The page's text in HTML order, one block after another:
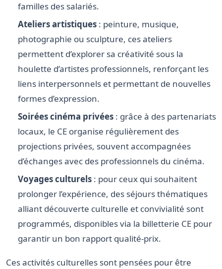
familles des salariés.
Ateliers artistiques : peinture, musique,
photographie ou sculpture, ces ateliers
permettent d’explorer sa créativité sous la
houlette d’artistes professionnels, renforçant les
liens interpersonnels et permettant de nouvelles
formes d’expression.
Soirées cinéma privées : grâce à des partenariats
locaux, le CE organise régulièrement des
projections privées, souvent accompagnées
d’échanges avec des professionnels du cinéma.
Voyages culturels : pour ceux qui souhaitent
prolonger l’expérience, des séjours thématiques
alliant découverte culturelle et convivialité sont
programmés, disponibles via la billetterie CE pour
garantir un bon rapport qualité-prix.
Ces activités culturelles sont pensées pour être